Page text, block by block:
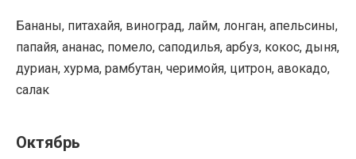
Бананы, питахайя, виноград, лайм, лонган, апельсины,
папайя, ананас, помело, саподилья, арбуз, кокос, дыня,
дуриан, хурма, рамбутан, черимойя, цитрон, авокадо,
салак
Октябрь